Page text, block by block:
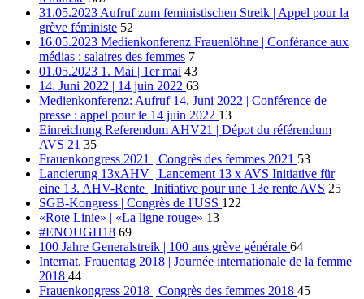
31.05.2023 Aufruf zum feministischen Streik | Appel pour la
grève féministe 52
16.05.2023 Medienkonferenz Frauenlöhne | Conférance aux
médias : salaires des femmes 7
01.05.2023 1. Mai | 1er mai 43
14. Juni 2022 | 14 juin 2022 63
Medienkonferenz: Aufruf 14. Juni 2022 | Conférence de
presse : appel pour le 14 juin 2022 13
Einreichung Referendum AHV21 | Dépot du référendum
AVS 21 35
Frauenkongress 2021 | Congrès des femmes 2021 53
Lancierung 13xAHV | Lancement 13 x AVS Initiative für
eine 13. AHV-Rente | Initiative pour une 13e rente AVS 25
SGB-Kongress | Congrès de l'USS 122
«Rote Linie» | «La ligne rouge» 13
#ENOUGH18 69
100 Jahre Generalstreik | 100 ans grève générale 64
Internat. Frauentag 2018 | Journée internationale de la femme
2018 44
Frauenkongress 2018 | Congrès des femmes 2018 45